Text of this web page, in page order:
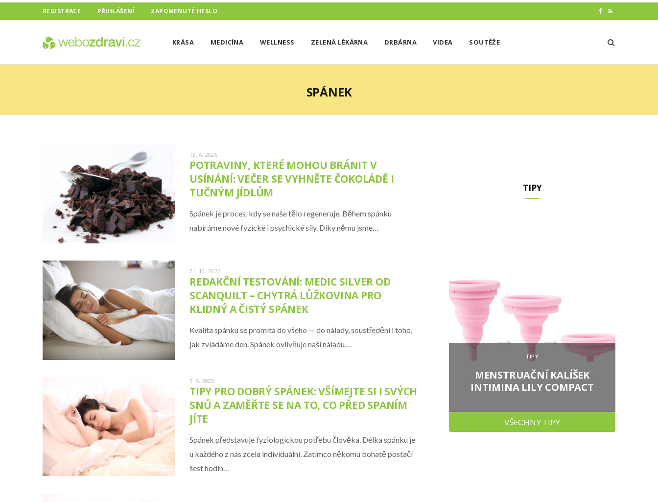
REGISTRACE PŘIHLÁŠENÍ ZAPOMENUTÉ HESLO
e
o
R
S
KRÁSA MEDICÍNA WELLNESS ZELENÁ LÉKÁRNA DRBÁRNA VIDEA SOUTĚŽE
SPÁNEK
13. 4. 2026
POTRAVINY, KTERÉ MOHOU BRÁNIT V
USÍNÁNÍ: VEČER SE VYHNĚTE ČOKOLÁDĚ I
TUČNÝM JÍDLŮM
Spánek je proces, kdy se naše tělo regeneruje. Během spánku
nabíráme nové fyzické i psychické síly. Díky němu jsme…
21. 10. 2025
REDAKČNÍ TESTOVÁNÍ: MEDIC SILVER OD
SCANQUILT – CHYTRÁ LŮŽKOVINA PRO
KLIDNÝ A ČISTÝ SPÁNEK
Kvalita spánku se promítá do všeho — do nálady, soustředění i toho,
jak zvládáme den. Spánek ovlivňuje naši náladu,…
5. 5. 2025
TIPY PRO DOBRÝ SPÁNEK: VŠÍMEJTE SI I SVÝCH
SNŮ A ZAMĚŘTE SE NA TO, CO PŘED SPANÍM
JÍTE
Spánek představuje fyziologickou potřebu člověka. Délka spánku je
u každého z nás zcela individuální. Zatímco někomu bohatě postačí
šest hodin…
TIPY
SVATEK
TIPY
MENSTRUAČNÍ KALÍŠEK
INTIMINA LILY COMPACT
VŠECHNY TIPY